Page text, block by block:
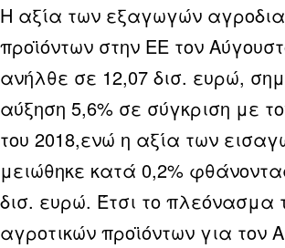
Η αξία των εξαγωγών
προϊόντων στην ΕΕ τον
ανήλθε σε 12,07 δισ. ευρώ,
αύξηση 5,6% σε σύγκριση με
του 2018,ενώ η αξία των
μειώθηκε κατά 0,2%
δισ. ευρώ. Έτσι το πλεόνασμα
αγροτικών προϊόντων για τον